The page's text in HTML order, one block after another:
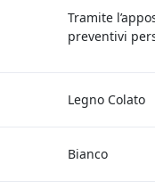
Tramite
preventivi
Legno Colato
Bianco